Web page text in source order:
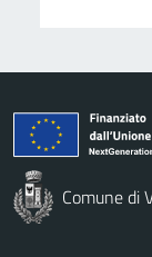
Comune di